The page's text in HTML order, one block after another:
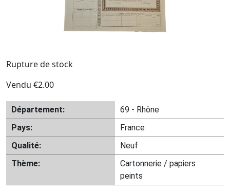
Rupture de stock
Vendu €2.00
Département:
69 - Rhône
Pays:
France
Qualité:
Neuf
Thème:
Cartonnerie / papiers
peints